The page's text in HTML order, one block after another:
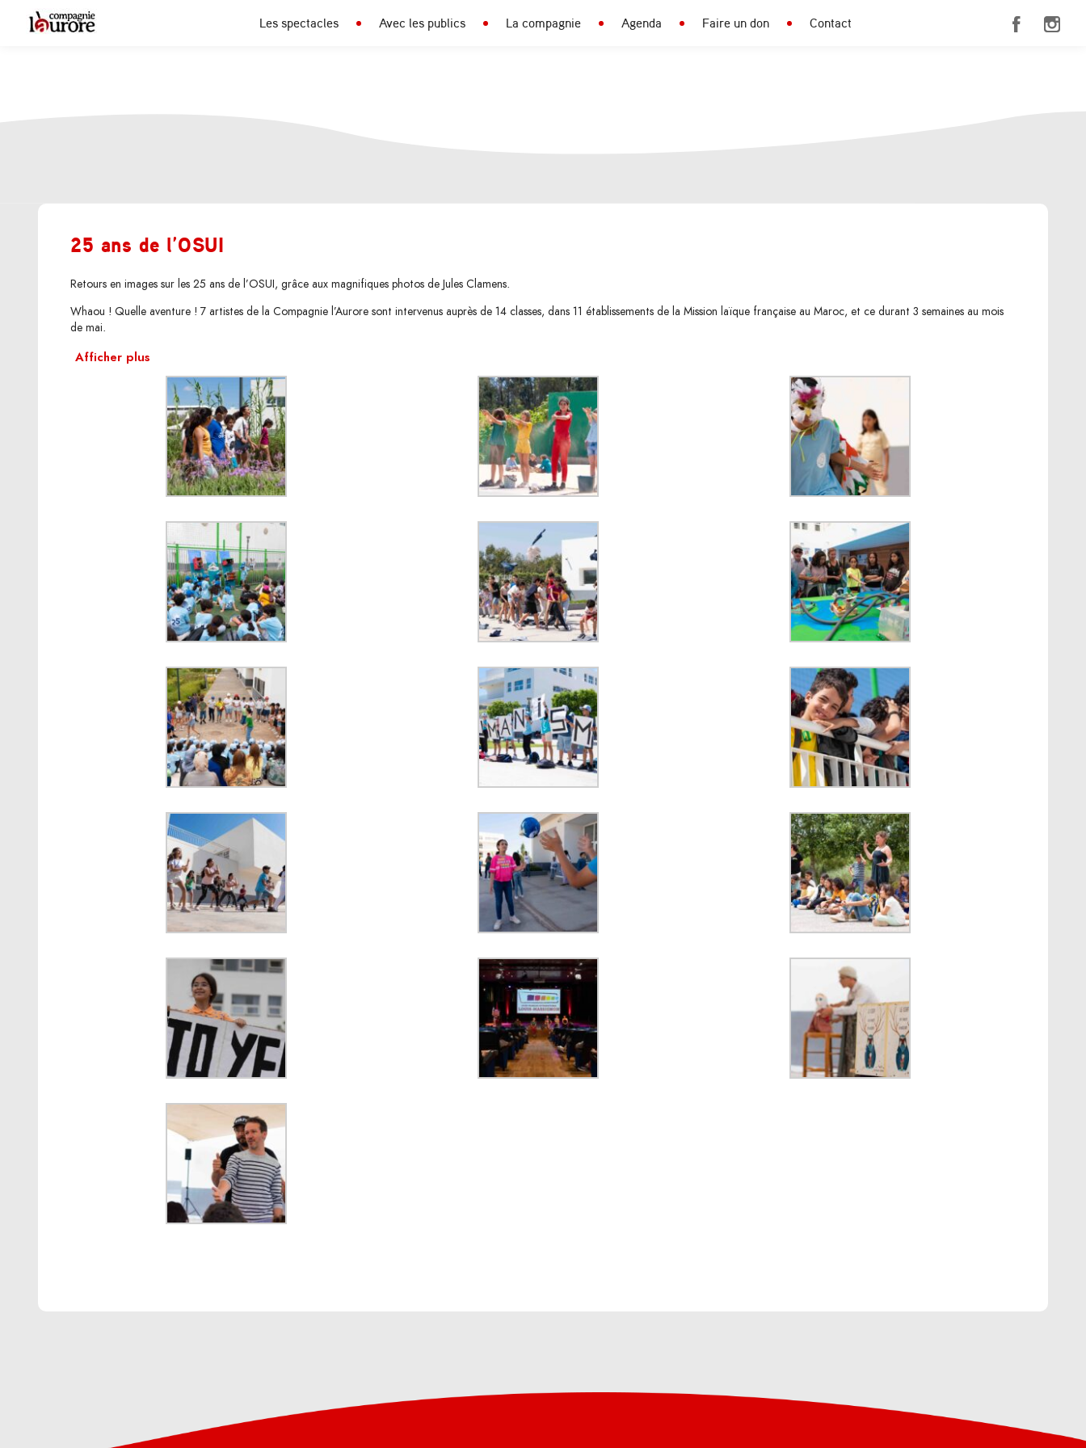
Les spectacles Avec les publics La compagnie Agenda Faire un don Contact
25 ans de l’OSUI
Retours en images sur les 25 ans de l’OSUI, grâce aux magnifiques photos de Jules Clamens.
Whaou ! Quelle aventure ! 7 artistes de la Compagnie l’Aurore sont intervenus auprès de 14 classes, dans 11 établissements de la Mission laïque française au Maroc, et ce durant 3 semaines au mois
de mai.
Afficher plus